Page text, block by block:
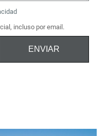
incluso por email.
ENVIAR